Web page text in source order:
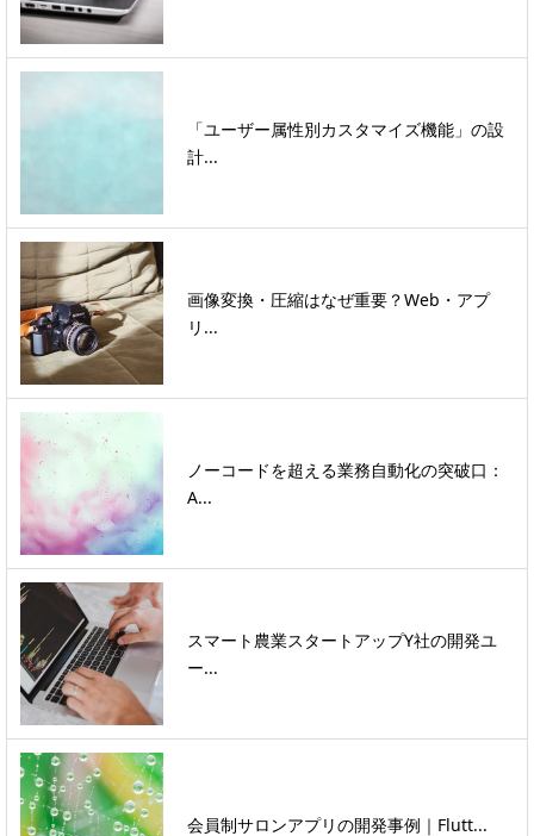
「ユーザー属性別カスタマイズ機能」の設
計...
画像変換・圧縮はなぜ重要？Web・アプ
リ...
ノーコードを超える業務自動化の突破口：
A...
スマート農業スタートアップY社の開発ユ
ー...
会員制サロンアプリの開発事例｜Flutt...